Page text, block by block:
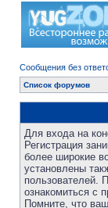
Сообщения без
Список форумов
Для входа на
Регистрация
более широкие
установлены
пользователей.
ознакомиться с
Помните, что